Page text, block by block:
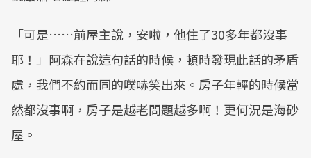
「可是……前屋主說，安啦，他住了30多年都沒事
耶！」阿森在說這句話的時候，頓時發現此話的矛盾
處，我們不約而同的噗哧笑出來。房子年輕的時候當
然都沒事啊，房子是越老問題越多啊！更何況是海砂
屋。